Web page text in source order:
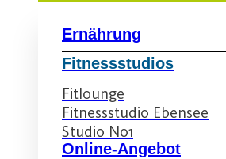
Ernährung
Fitnessstudios
Fitlounge
Fitnessstudio Ebensee
Studio No1
Online-Angebot